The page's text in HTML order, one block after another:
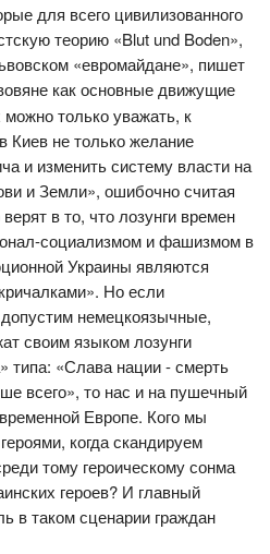
для всего цивилизованного
теорию «Blut und Boden»,
«евромайдане», пишет
как основные движущие
только уважать, к
Киев не только желание
и изменить систему власти на
и Земли», ошибочно считая
в то, что лозунги времен
социализмом и фашизмом в
Украины являются
Но если
немецкоязычные,
своим языком лозунги
типа: «Слава нации - смерть
всего», то нас и на пушечный
Европе. Кого мы
когда скандируем
тому героическому сонма
героев? И главный
в таком сценарии граждан